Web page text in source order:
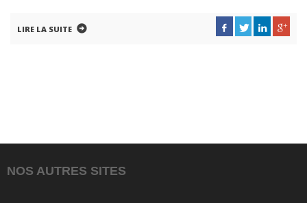
LIRE LA SUITE
NOS AUTRES SITES